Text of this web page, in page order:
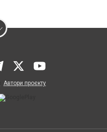
Автори проєкту